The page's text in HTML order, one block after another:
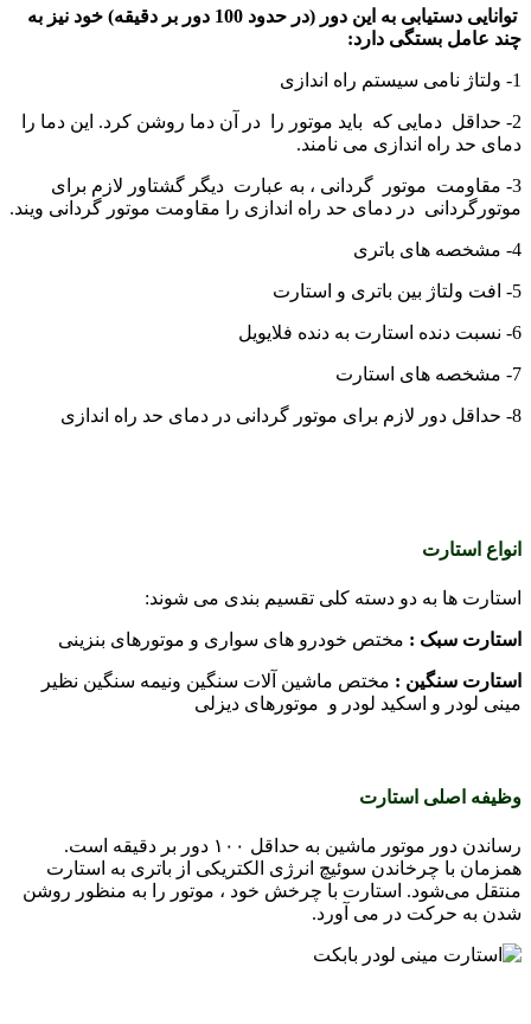
توانایی دستیابی به این دور (در حدود 100 دور بر دقیقه) خود نیز به
چند عامل بستگی دارد:
1- ولتاژ نامی سیستم راه اندازی
2- حداقل دمایی که باید موتور را در آن دما روشن کرد. این دما را
دمای حد راه اندازی می نامند.
3- مقاومت موتور گردانی ، به عبارت دیگر گشتاور لازم برای
موتورگردانی در دمای حد راه اندازی را مقاومت موتور گردانی ویند.
4- مشخصه های باتری
5- افت ولتاژ بین باتری و استارت
6- نسبت دنده استارت به دنده فلایویل
7- مشخصه های استارت
8- حداقل دور لازم برای موتور گردانی در دمای حد راه اندازی
انواع استارت
استارت ها به دو دسته کلی تقسیم بندی می شوند:
استارت سبک : مختص خودرو های سواری و موتورهای بنزینی
استارت سنگین : مختص ماشین آلات سنگین ونیمه سنگین نظیر
مینی لودر و اسکید لودر و موتورهای دیزلی
وظیفه اصلی استارت
رساندن دور موتور ماشین به حداقل ۱۰۰ دور بر دقیقه است.
همزمان با چرخاندن سوئیچ انرژی الکتریکی از باتری به استارت
منتقل می‌شود. استارت با چرخش خود ، موتور را به منظور روشن
شدن به حرکت در می ‌آورد.